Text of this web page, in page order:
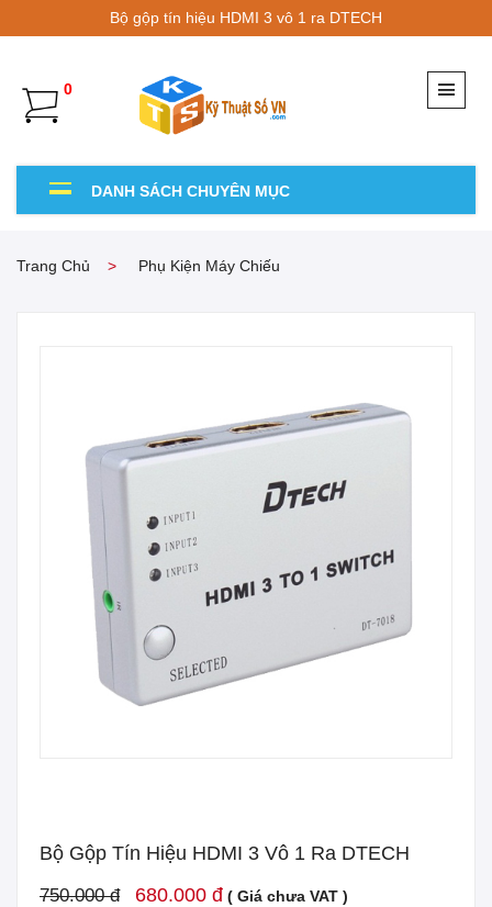
Bộ gộp tín hiệu HDMI 3 vô 1 ra DTECH
0
DANH SÁCH CHUYÊN MỤC
Trang Chủ Phụ Kiện Máy Chiếu
Bộ Gộp Tín Hiệu HDMI 3 Vô 1 Ra DTECH
750.000 đ 680.000 đ ( Giá chưa VAT )